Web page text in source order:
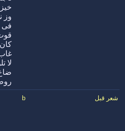
وز
فی
لا
شعر قبل b